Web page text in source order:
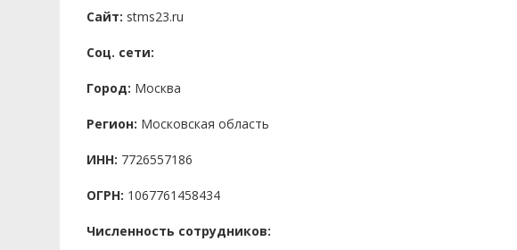
Сайт: stms23.ru
Соц. сети:
Город: Москва
Регион: Московская область
ИНН: 7726557186
ОГРН: 1067761458434
Численность сотрудников: